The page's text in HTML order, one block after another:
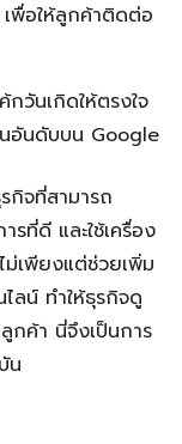
เพื่อให้ลูกค้าติดต่อ
วันเกิดให้ตรงใจ
นอันดับบน Google
กิจที่สามารถ
รที่ดี และใช้เครื่อง
ม่เพียงแต่ช่วยเพิ่ม
ลน์ ทำให้ธุรกิจดู
กค้า นี่จึงเป็นการ
น